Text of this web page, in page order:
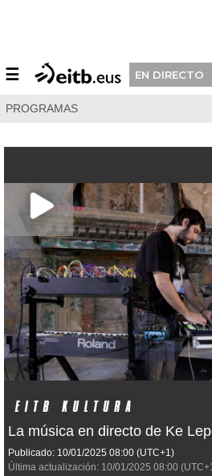
☰ EN DIRECTO
PROGRAMAS
La música en directo de Ke
Publicado: 10/01/2025 08:00 (UTC+1)
Última actualización: 10/01/2025 08:00